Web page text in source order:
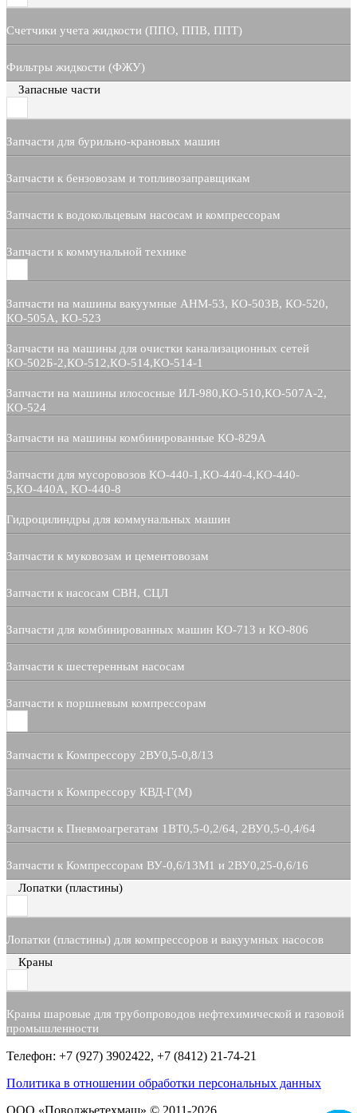
Счетчики учета жидкости (ППО, ППВ, ППТ)
Фильтры жидкости (ФЖУ)
Запасные части
Запчасти для бурильно-крановых машин
Запчасти к бензовозам и топливозаправщикам
Запчасти к водокольцевым насосам и компрессорам
Запчасти к коммунальной технике
Запчасти на машины вакуумные АНМ-53, КО-503В, КО-520,
КО-505А, КО-523
Запчасти на машины для очистки канализационных сетей
КО-502Б-2,КО-512,КО-514,КО-514-1
Запчасти на машины илососные ИЛ-980,КО-510,КО-507А-2,
КО-524
Запчасти на машины комбинированные КО-829А
Запчасти для мусоровозов КО-440-1,КО-440-4,КО-440-
5,КО-440А, КО-440-8
Гидроцилиндры для коммунальных машин
Запчасти к муковозам и цементовозам
Запчасти к насосам СВН, СЦЛ
Запчасти для комбинированных машин КО-713 и КО-806
Запчасти к шестеренным насосам
Запчасти к поршневым компрессорам
Запчасти к Компрессору 2ВУ0,5-0,8/13
Запчасти к Компрессору КВД-Г(М)
Запчасти к Пневмоагрегатам 1ВТ0,5-0,2/64, 2ВУ0,5-0,4/64
Запчасти к Компрессорам ВУ-0,6/13М1 и 2ВУ0,25-0,6/16
Лопатки (пластины)
Лопатки (пластины) для компрессоров и вакуумных насосов
Краны
Краны шаровые для трубопроводов нефтехимической и газовой
промышленности
Телефон: +7 (927) 3902422, +7 (8412) 21-74-21
Политика в отношении обработки персональных данных